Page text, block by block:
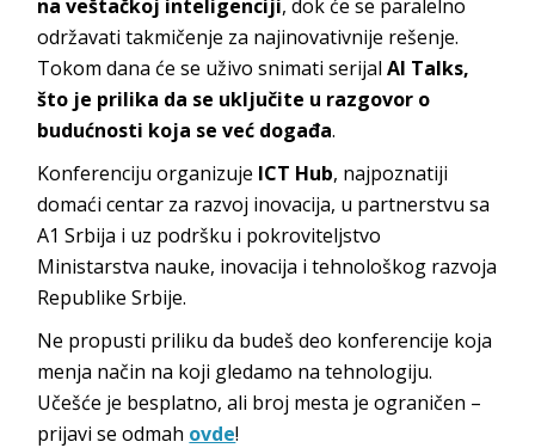
na veštačkoj inteligenciji, dok će se paralelno
održavati takmičenje za najinovativnije rešenje.
Tokom dana će se uživo snimati serijalAI Talks,
što je prilika da se uključite u razgovor o
budućnosti koja se već događa.
Konferenciju organizuje ICT Hub, najpoznatiji
domaći centar za razvoj inovacija, u partnerstvu sa
A1 Srbija i uz podršku i pokroviteljstvo
Ministarstva nauke, inovacija i tehnološkog razvoja
Republike Srbije.
Ne propusti priliku da budeš deo konferencije koja
menja način na koji gledamo na tehnologiju.
Učešće je besplatno, ali broj mesta je ograničen –
prijavi se odmah ovde!